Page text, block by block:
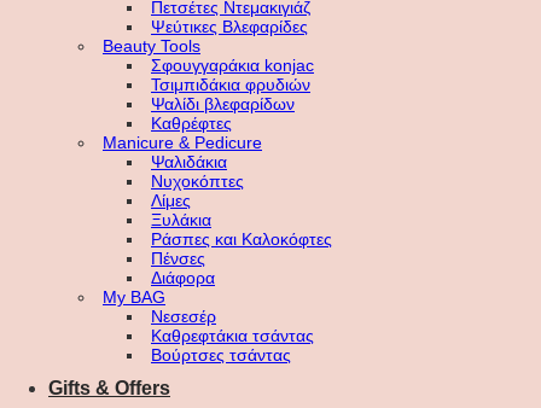
Πετσέτες Ντεμακιγιάζ
Ψεύτικες Βλεφαρίδες
Beauty Tools
Σφουγγαράκια konjac
Τσιμπιδάκια φρυδιών
Ψαλίδι βλεφαρίδων
Καθρέφτες
Manicure & Pedicure
Ψαλιδάκια
Νυχοκόπτες
Λίμες
Ξυλάκια
Ράσπες και Καλοκόφτες
Πένσες
Διάφορα
My BAG
Νεσεσέρ
Καθρεφτάκια τσάντας
Βούρτσες τσάντας
Gifts & Offers